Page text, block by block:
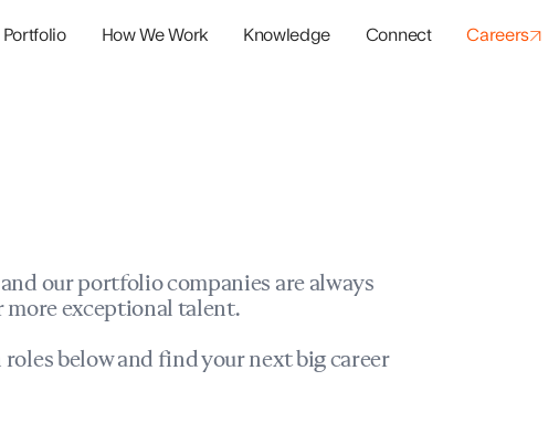
Portfolio How We Work Knowledge Connect Careers
our portfolio companies are always
more exceptional talent.
roles below and find your next big career